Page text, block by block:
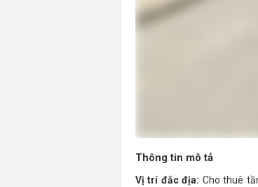
Thông tin mô tả
Vị trí đắc địa: Cho thuê